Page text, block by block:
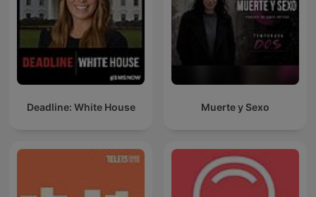
Deadline: White House Muerte y Sexo